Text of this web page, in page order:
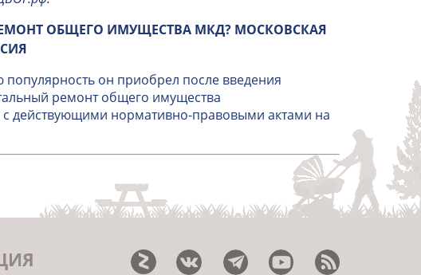
ОБЩЕГО ИМУЩЕСТВА МКД? МОСКОВСКАЯ
популярность он приобрел после введения
ремонт общего имущества
действующими нормативно-правовыми актами на